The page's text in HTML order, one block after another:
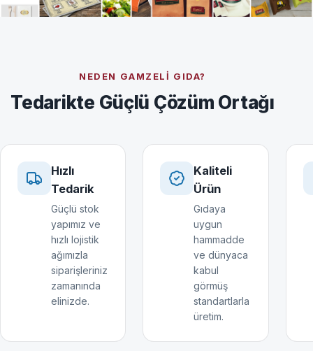
NEDEN GAMZELI GIDA?
Tedarikte Güçlü Çözüm Ortağı
Hızlı
Tedarik
Güçlü stok
yapımız ve
hızlı lojistik
ağımızla
siparişleriniz
zamanında
elinizde.
Kaliteli
Ürün
Gıdaya
uygun
hammadde
ve dünyaca
kabul
görmüş
standartlarla
üretim.